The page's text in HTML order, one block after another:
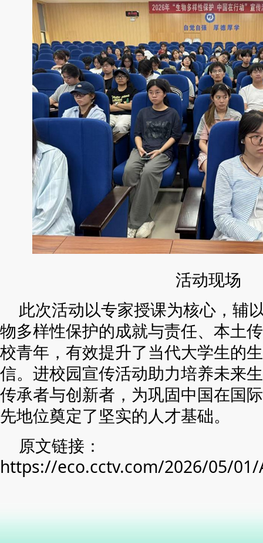
活动现场
此次活动以专家授课为核心，辅
物多样性保护的成就与责任、本土
校青年，有效提升了当代大学生的
信。进校园宣传活动助力培养未来
传承者与创新者，为巩固中国在国
先地位奠定了坚实的人才基础。
原文链接：
https://eco.cctv.com/2026/05/01/